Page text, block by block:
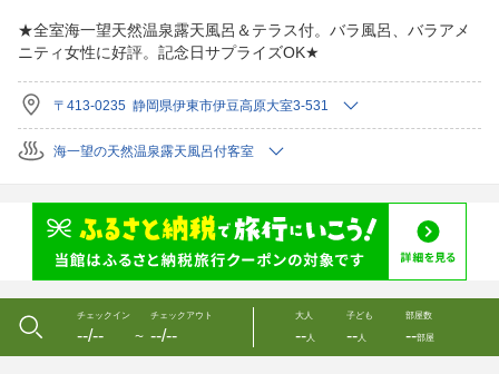
★全室海一望天然温泉露天風呂＆テラス付。バラ風呂、バラアメ
ニティ女性に好評。記念日サプライズOK★
〒413-0235 静岡県伊東市伊豆高原大室3-531
海一望の天然温泉露天風呂付客室
チェックイン
--/-- 〜
チェックアウト
--/--
大人
--人
子ども
--人
部屋数
--部屋